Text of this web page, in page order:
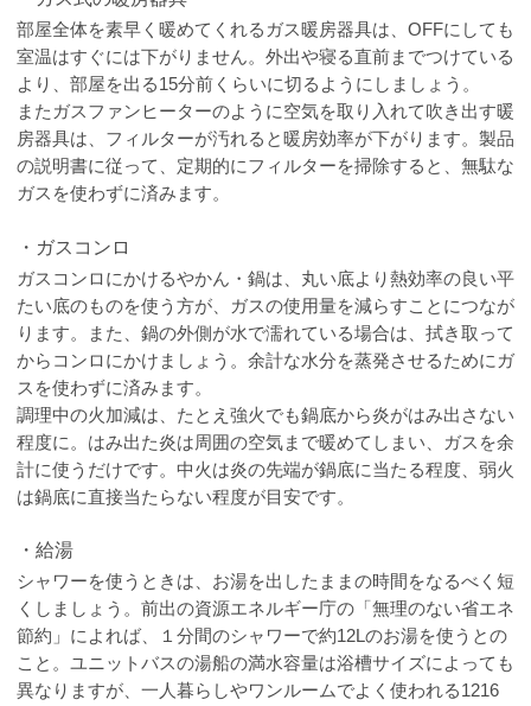
部屋全体を素早く暖めてくれるガス暖房器具は、OFFにしても
室温はすぐには下がりません。外出や寝る直前までつけている
より、部屋を出る15分前くらいに切るようにしましょう。
またガスファンヒーターのように空気を取り入れて吹き出す暖
房器具は、フィルターが汚れると暖房効率が下がります。製品
の説明書に従って、定期的にフィルターを掃除すると、無駄な
ガスを使わずに済みます。
・ガスコンロ
ガスコンロにかけるやかん・鍋は、丸い底より熱効率の良い平
たい底のものを使う方が、ガスの使用量を減らすことにつなが
ります。また、鍋の外側が水で濡れている場合は、拭き取って
からコンロにかけましょう。余計な水分を蒸発させるためにガ
スを使わずに済みます。
調理中の火加減は、たとえ強火でも鍋底から炎がはみ出さない
程度に。はみ出た炎は周囲の空気まで暖めてしまい、ガスを余
計に使うだけです。中火は炎の先端が鍋底に当たる程度、弱火
は鍋底に直接当たらない程度が目安です。
・給湯
シャワーを使うときは、お湯を出したままの時間をなるべく短
くしましょう。前出の資源エネルギー庁の「無理のない省エネ
節約」によれば、１分間のシャワーで約12Lのお湯を使うとの
こと。ユニットバスの湯船の満水容量は浴槽サイズによっても
異なりますが、一人暮らしやワンルームでよく使われる1216